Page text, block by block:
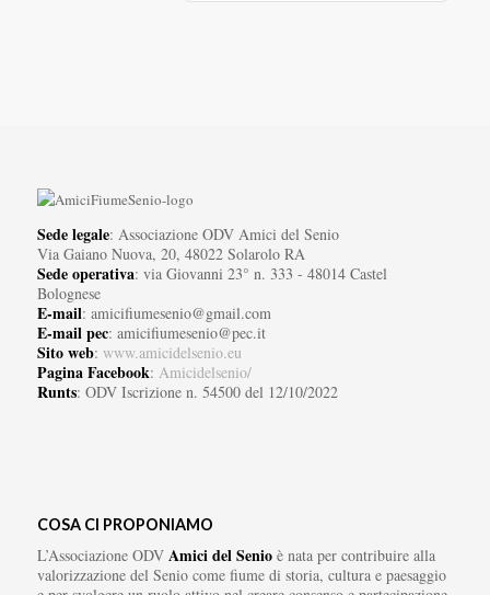
Sede legale: Associazione ODV Amici del Senio
Via Gaiano Nuova, 20, 48022 Solarolo RA
Sede operativa: via Giovanni 23° n. 333 - 48014 Castel
Bolognese
E-mail: amicifiumesenio@gmail.com
E-mail pec: amicifiumesenio@pec.it
Sito web: www.amicidelsenio.eu
Pagina Facebook: Amicidelsenio/
Runts: ODV Iscrizione n. 54500 del 12/10/2022
COSA CI PROPONIAMO
L’Associazione ODV Amici del Senioè nata per contribuire alla
valorizzazione del Senio come fiume di storia, cultura e paesaggio